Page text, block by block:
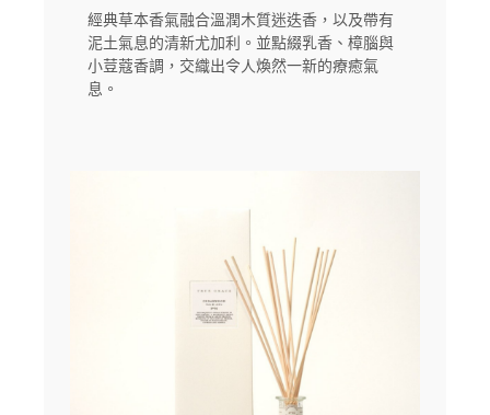
經典草本香氣融合溫潤木質迷迭香，以及帶有
泥土氣息的清新尤加利。並點綴乳香、樟腦與
小荳蔻香調，交織出令人煥然一新的療癒氣
息。